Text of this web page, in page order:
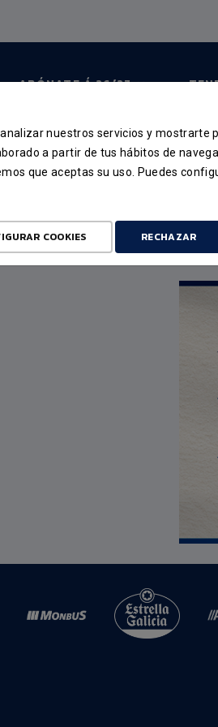
ABÓNATE Á 26/27
PARTIDOS
PARTIDOS
nuestros servicios y mostrarte
a partir de tus hábitos de
que aceptas su uso. Puedes
COOKIES RECHAZAR